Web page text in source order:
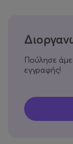
Πούλησε
εγγραφής!